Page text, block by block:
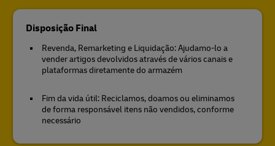
Disposição Final
Revenda, Remarketing e Liquidação: Ajudamo-lo a
vender artigos devolvidos através de vários canais e
plataformas diretamente do armazém
Fim da vida útil: Reciclamos, doamos ou eliminamos
de forma responsável itens não vendidos, conforme
necessário